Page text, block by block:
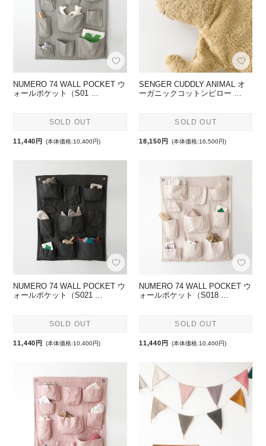
NUMERO 74 WALL POCKET ウ
ォールポケット（S01 …
SOLD OUT
11,440円 (本体価格:10,400円)
SENGER CUDDLY ANIMAL オ
ーガニックコットンピロー …
SOLD OUT
18,150円 (本体価格:16,500円)
NUMERO 74 WALL POCKET ウ
ォールポケット（S021 …
SOLD OUT
11,440円 (本体価格:10,400円)
NUMERO 74 WALL POCKET ウ
ォールポケット（S018 …
SOLD OUT
11,440円 (本体価格:10,400円)